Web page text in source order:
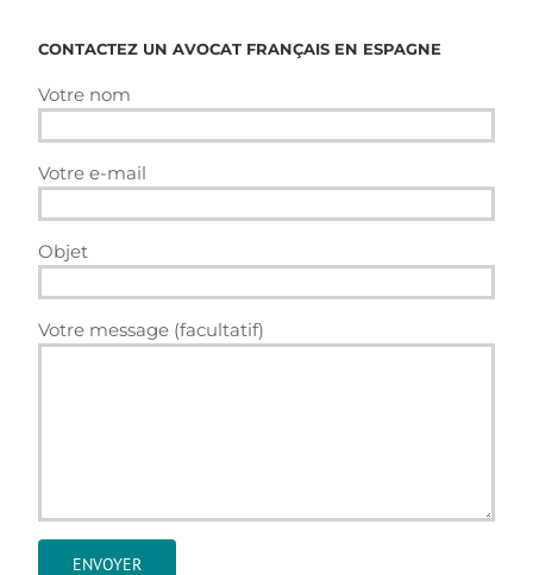
CONTACTEZ UN AVOCAT FRANÇAIS EN ESPAGNE
Votre nom
Votre e-mail
Objet
Votre message (facultatif)